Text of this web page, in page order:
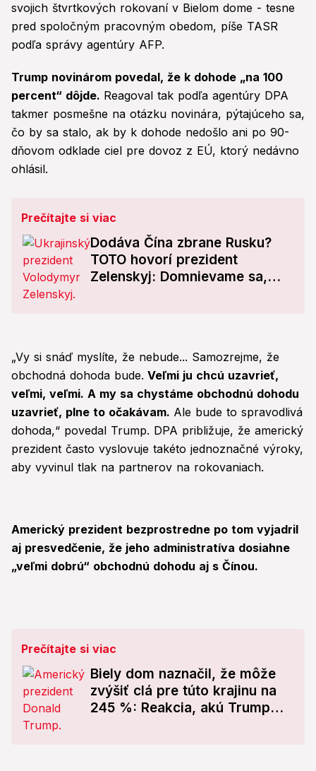
svojich štvrtkových rokovaní v Bielom dome - tesne
pred spoločným pracovným obedom, píše TASR
podľa správy agentúry AFP.
Trump novinárom povedal, že k dohode „na 100
percent“ dôjde. Reagoval tak podľa agentúry DPA
takmer posmešne na otázku novinára, pýtajúceho sa,
čo by sa stalo, ak by k dohode nedošlo ani po 90-
dňovom odklade ciel pre dovoz z EÚ, ktorý nedávno
ohlásil.
Prečítajte si viac
Dodáva Čína zbrane Rusku?
TOTO hovorí prezident
Zelenskyj: Domnievame sa,
„Vy si snáď myslíte, že nebude... Samozrejme, že
obchodná dohoda bude. Veľmi ju chcú uzavrieť,
veľmi, veľmi. A my sa chystáme obchodnú dohodu
uzavrieť, plne to očakávam. Ale bude to spravodlivá
dohoda,“ povedal Trump. DPA približuje, že americký
prezident často vyslovuje takéto jednoznačné výroky,
aby vyvinul tlak na partnerov na rokovaniach.
Americký prezident bezprostredne po tom vyjadril
aj presvedčenie, že jeho administratíva dosiahne
„veľmi dobrú“ obchodnú dohodu aj s Čínou.
Prečítajte si viac
Biely dom naznačil, že môže
zvýšiť clá pre túto krajinu na
245 %: Reakcia, akú Trump